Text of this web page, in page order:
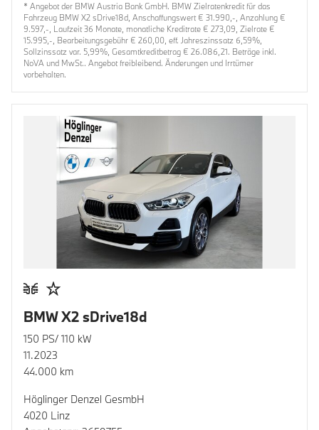
* Angebot der BMW Austria Bank GmbH. BMW Zielratenkredit für das
Fahrzeug BMW X2 sDrive18d, Anschaffungswert € 31.990,-, Anzahlung €
9.597,-, Laufzeit 36 Monate, monatliche Kreditrate € 273,09, Zielrate €
15.995,-, Bearbeitungsgebühr € 260,00, eff. Jahreszinssatz 6,59%,
Sollzinssatz var. 5,99%, Gesamtkreditbetrag € 26.086,21. Beträge inkl.
NoVA und MwSt.. Angebot freibleibend. Änderungen und Irrtümer
vorbehalten.
BMW X2 sDrive18d
150 PS/ 110 kW
11.2023
44.000 km
Höglinger Denzel GesmbH
4020 Linz